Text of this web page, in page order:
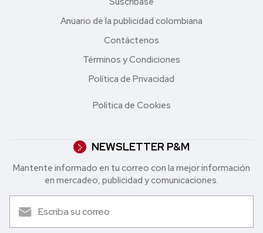
Anuario de la publicidad colombiana
Contáctenos
Términos y Condiciones
Política de Privacidad
Política de Cookies
NEWSLETTER P&M
Mantente informado en tu correo con la mejor in formación
en mercadeo, publicidad y comunicaciones.